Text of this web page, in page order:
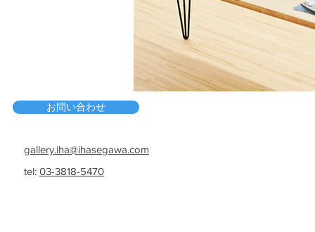
お問い合わせ
gallery.iha@ihasegawa.com
tel: 03-3818-5470